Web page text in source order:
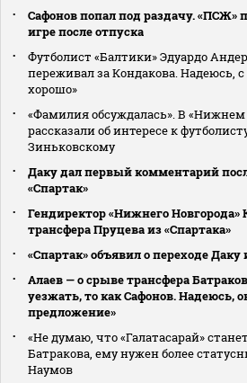
Сафонов попал под раздачу. «ПСЖ»
игре после отпуска
Футболист «Балтики» Эдуардо
переживал за Кондакова. Надеюсь,
хорошо»
«Фамилия обсуждалась». В «Нижнем
рассказали об интересе к
Зиньковскому
Даку дал первый комментарий
«Спартак»
Гендиректор «Нижнего Новгорода»
трансфера Пруцева из «Спартака»
«Спартак» объявил о переходе Даку
Алаев — о срыве трансфера
уезжать, то как Сафонов. Надеюсь,
предложение»
«Не думаю, что «Галатасарай»
Батракова, ему нужен более
Наумов